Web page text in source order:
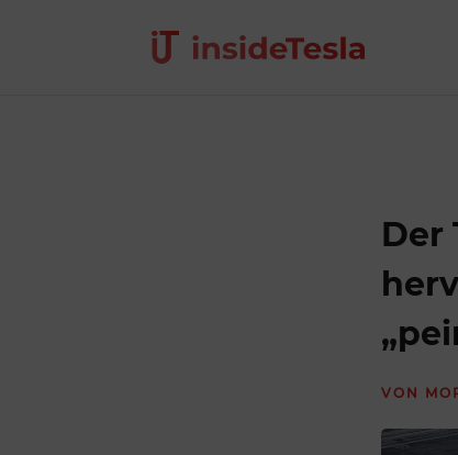
Der
VON